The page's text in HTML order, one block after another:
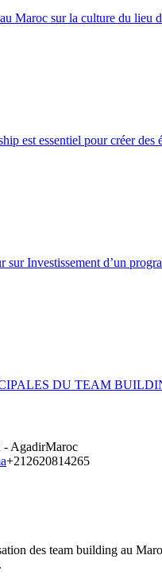
Maroc sur la culture du lieu
est essentiel pour créer des
sur Investissement d’un
DU TEAM
- AgadirMaroc
+212620814265
des team building au